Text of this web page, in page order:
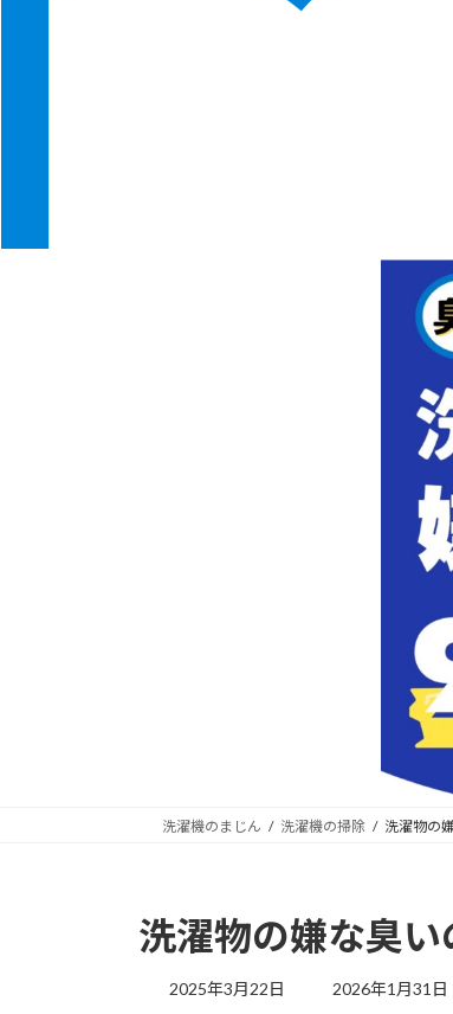
洗濯機のまじん 洗濯機の掃除 洗濯物の
洗濯物の嫌な臭
2025年3月22日
最
2026年1月31日